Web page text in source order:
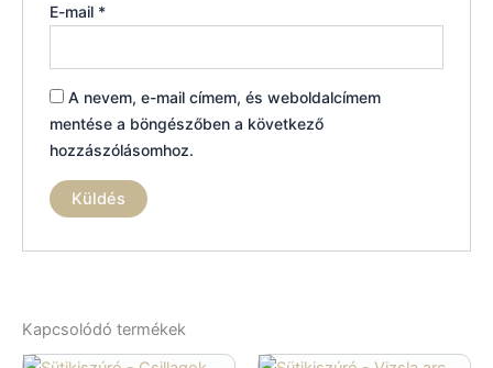
E-mail *
A nevem, e-mail címem, és weboldalcímem
mentése a böngészőben a következő
hozzászólásomhoz.
Kapcsolódó termékek